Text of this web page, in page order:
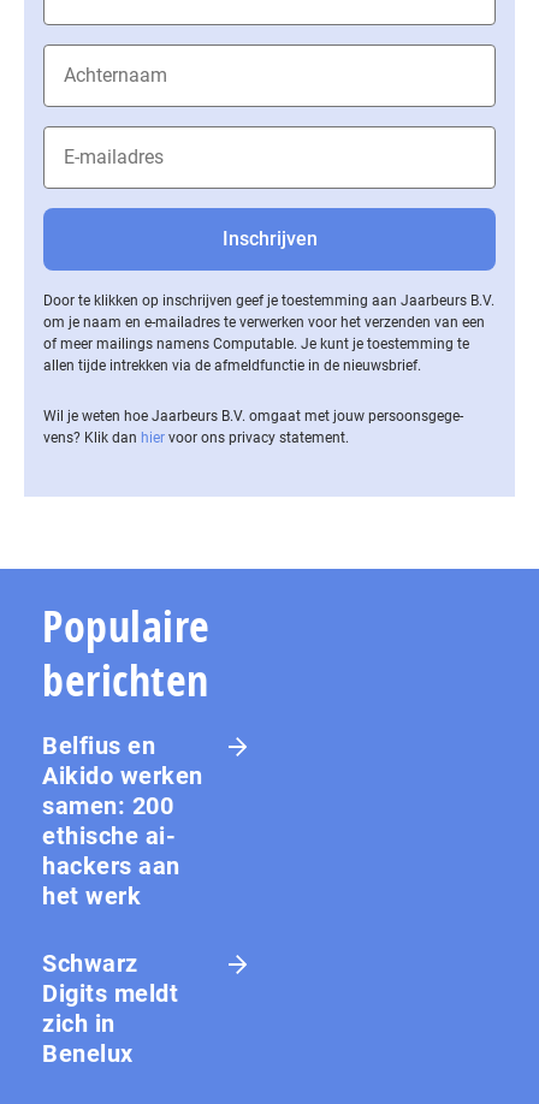
Door te klikken op inschrijven geef je toestemming aan Jaarbeurs B.V.
om je naam en e-mailadres te verwerken voor het verzenden van een
of meer mailings namens Computable. Je kunt je toestemming te
allen tijde intrekken via de af­meld­func­tie in de nieuwsbrief.
Wil je weten hoe Jaarbeurs B.V. omgaat met jouw per­soons­ge­ge­
vens? Klik dan hier voor ons privacy statement.
Populaire
berichten
Belfius en
Aikido werken
samen: 200
ethische ai-
hackers aan
het werk
Schwarz
Digits meldt
zich in
Benelux